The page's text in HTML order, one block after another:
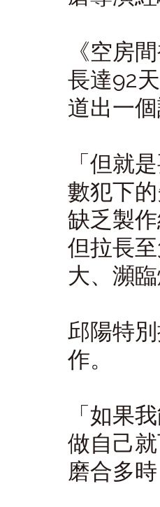
《空房
長達92
道出一
「但就
數犯下
缺乏製
但拉長
大、瀕臨
邱陽特
作。
「如果
做自己
磨合多